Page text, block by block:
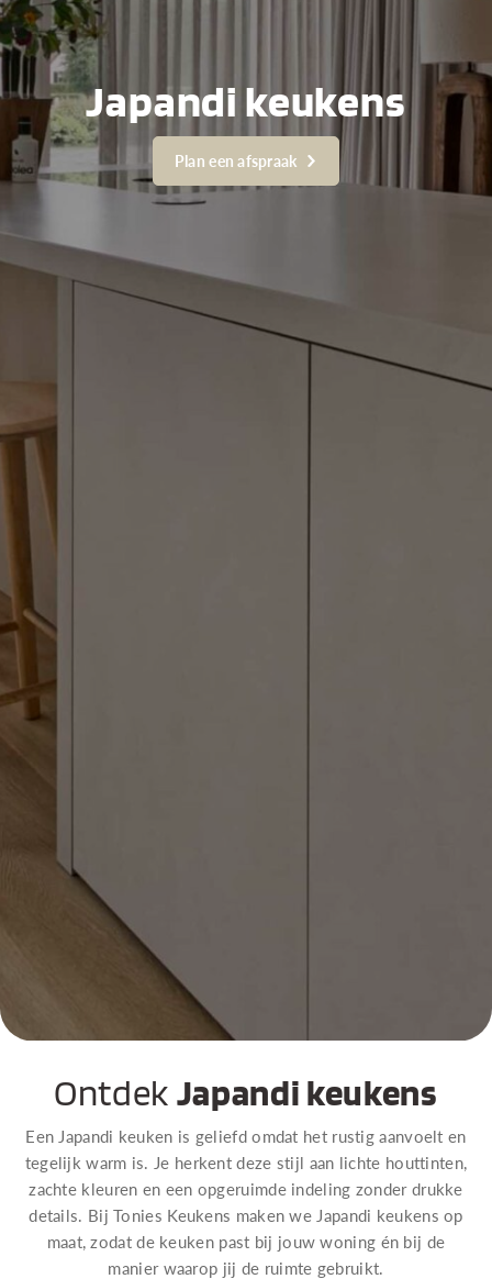
Japandi keukens
Plan een afspraak
Ontdek Japandi keukens
Een Japandi keuken is geliefd omdat het rustig aanvoelt en
tegelijk warm is. Je herkent deze stijl aan lichte houttinten,
zachte kleuren en een opgeruimde indeling zonder drukke
details. Bij Tonies Keukens maken we Japandi keukens op
maat, zodat de keuken past bij jouw woning én bij de
manier waarop jij de ruimte gebruikt.